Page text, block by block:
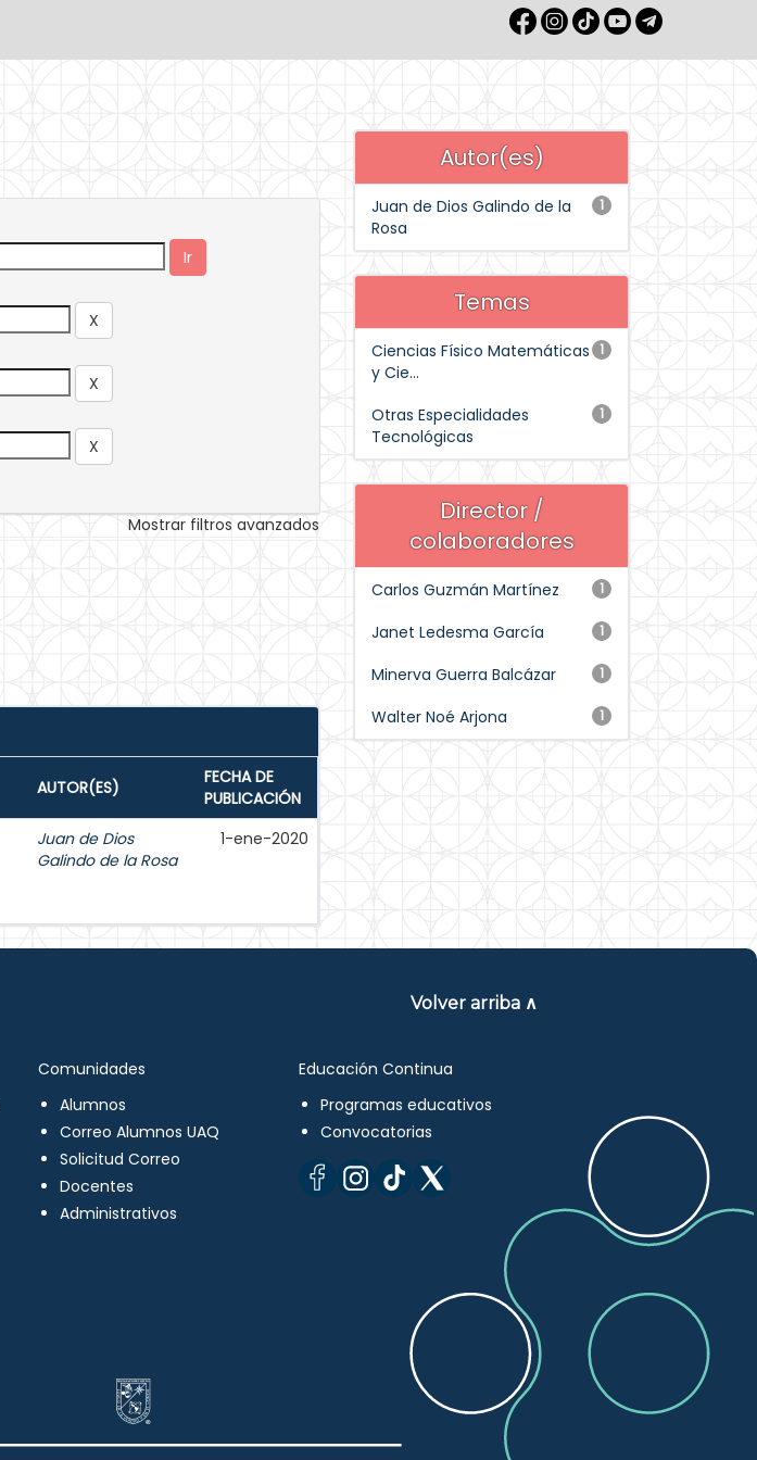
Mostrar filtros avanzados
AUTOR(ES)
FECHA DE
PUBLICACIÓN
Juan de Dios
Galindo de la Rosa
1-ene-2020
Autor(es)
1
Juan de Dios Galindo de la
Rosa
Temas
1
Ciencias Físico Matemáticas
y Cie...
1
Otras Especialidades
Tecnológicas
Director /
colaboradores
1
Carlos Guzmán Martínez
1
Janet Ledesma García
1
Minerva Guerra Balcázar
1
Walter Noé Arjona
Volver arriba ∧
Comunidades
Alumnos
Correo Alumnos UAQ
Solicitud Correo
Docentes
Administrativos
Educación Continua
Programas educativos
Convocatorias